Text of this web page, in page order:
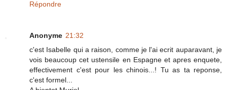
Répondre
Anonyme 21:32
c'est Isabelle qui a raison, comme je l'ai ecrit auparavant, je
vois beaucoup cet ustensile en Espagne et apres enquete,
effectivement c'est pour les chinois...! Tu as ta reponse,
c'est formel...